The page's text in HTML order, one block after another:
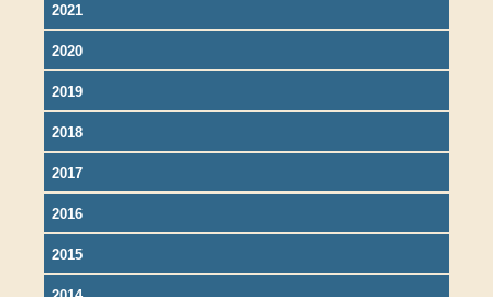
2021
2020
2019
2018
2017
2016
2015